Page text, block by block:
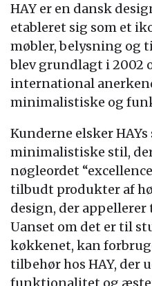
HAY er en dansk
etableret sig som et
møbler, belysning og
blev grundlagt i 2002
international
minimalistiske og
Kunderne elsker
minimalistiske stil,
nøgleordet
tilbudt produkter af
design, der
Uanset om det er til
køkkenet, kan
tilbehør hos HAY, der